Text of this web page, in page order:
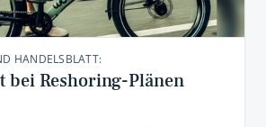
HANDELSBLATT:
bei Reshoring-Plänen